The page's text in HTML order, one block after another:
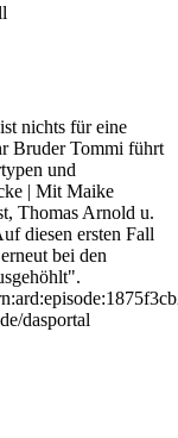
nichts für eine
Bruder Tommi führt
und
| Mit Maike
Thomas Arnold u.
diesen ersten Fall
bei den
dasportal